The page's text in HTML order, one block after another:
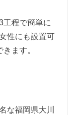
工程で簡単に
性にも設置可
ます。
な福岡県大川